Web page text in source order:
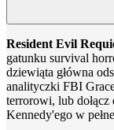
Resident Evil
gatunku survival
dziewiąta główna
analityczki FBI
terrorowi, lub dołącz
Kennedy'ego w